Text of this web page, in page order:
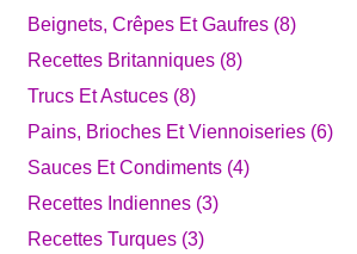
Beignets, Crêpes Et Gaufres (8)
Recettes Britanniques (8)
Trucs Et Astuces (8)
Pains, Brioches Et Viennoiseries (6)
Sauces Et Condiments (4)
Recettes Indiennes (3)
Recettes Turques (3)